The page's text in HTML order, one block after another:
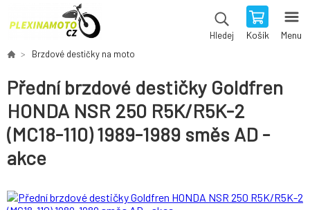
Hledej Košík Menu
Brzdové destičky na moto
Přední brzdové destičky Goldfren
HONDA NSR 250 R5K/R5K-2
(MC18-110) 1989-1989 směs AD -
akce